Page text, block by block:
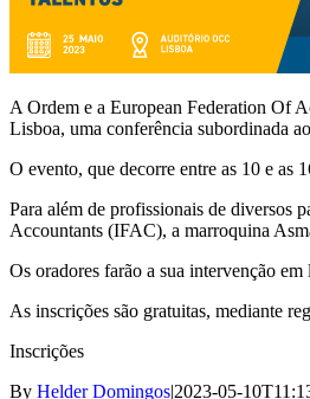
A Ordem e a European Federation Of
Lisboa, uma conferência subordinada
O evento, que decorre entre as 10 e as
Para além de profissionais de diversos
Accountants (IFAC), a marroquina
Os oradores farão a sua intervenção
As inscrições são gratuitas, mediante
Inscrições
By Helder Domingos|2023-05-